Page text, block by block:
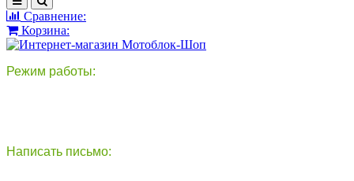
Сравнение:
Корзина:
Режим работы:
Написать письмо: